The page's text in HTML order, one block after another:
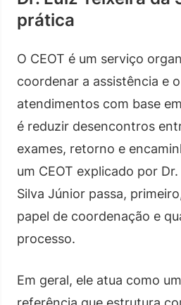
prática
O CEOT é um serviço
coordenar a assistência e
atendimentos com base
é reduzir desencontros
exames, retorno e
um CEOT explicado por
Silva Júnior passa,
papel de coordenação e
processo.
Em geral, ele atua como